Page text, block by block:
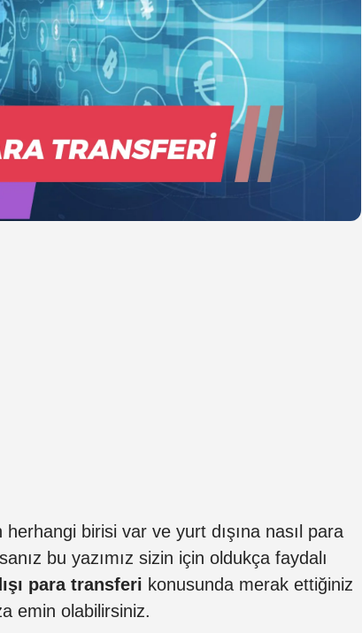
birisi var ve yurt dışına nasıl para
bu yazımız sizin için oldukça faydalı
para transferi konusunda merak ettiğiniz
emin olabilirsiniz.